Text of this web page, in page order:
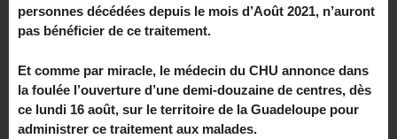
personnes décédées depuis le mois d’Août 2021, n’auront
pas bénéficier de ce traitement.
Et comme par miracle, le médecin du CHU annonce dans
la foulée l’ouverture d’une demi-douzaine de centres, dès
ce lundi 16 août, sur le territoire de la Guadeloupe pour
administrer ce traitement aux malades.